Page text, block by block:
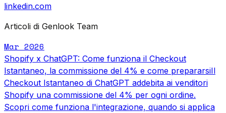
linkedin.com
Articoli di Genlook Team
Mar 2026
Shopify x ChatGPT: Come funziona il Checkout
Istantaneo, la commissione del 4% e come prepararsiIl
Checkout Istantaneo di ChatGPT addebita ai venditori
Shopify una commissione del 4% per ogni ordine.
Scopri come funziona l'integrazione, quando si applica